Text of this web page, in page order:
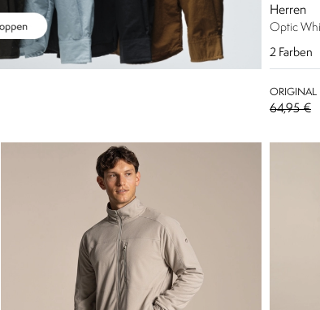
Herren
Optic
2 Farben
ORIGINAL
64,95 €